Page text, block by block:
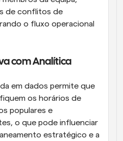
de conflitos de
o fluxo operacional
com Analítica
em dados permite que
os horários de
populares e
o que pode influenciar
estratégico e a